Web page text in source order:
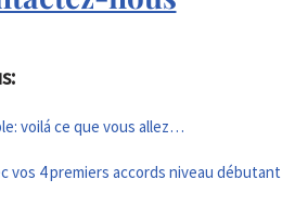
voilá ce que vous allez…
vos 4 premiers accords niveau débutant